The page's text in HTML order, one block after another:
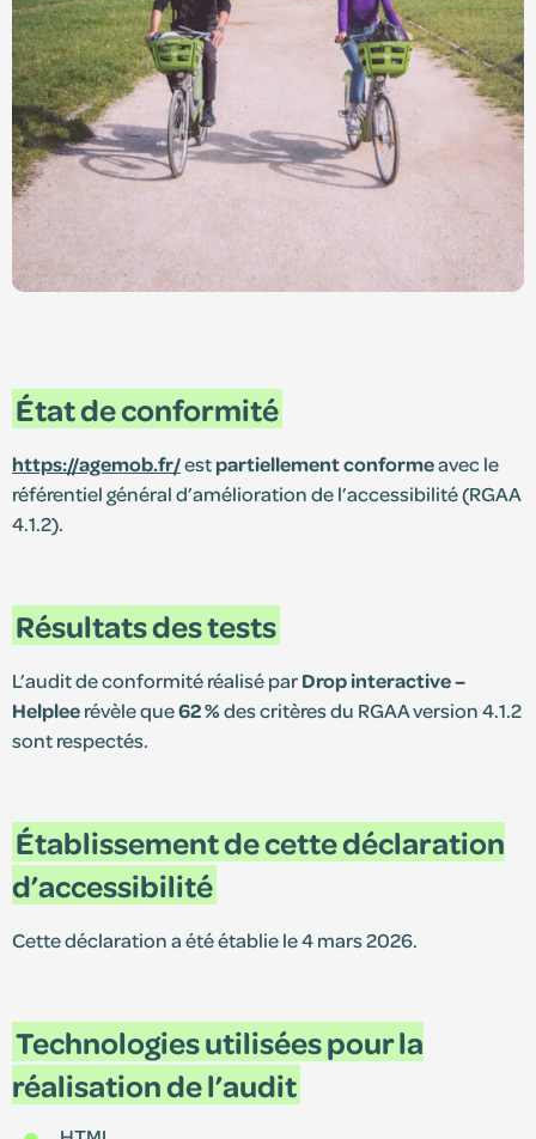
État de conformité
https://agemob.fr/estpartiellement conformeavec le
référentiel général d’amélioration de l’accessibilité (RGAA
4.1.2).
Résultats des tests
L’audit de conformité réalisé parDrop interactive –
Helpleerévèle que62 %des critères du RGAA version 4.1.2
sont respectés.
Établissement de cette déclaration
d’accessibilité
Cette déclaration a été établie le 4 mars 2026.
Technologies utilisées pour la
réalisation de l’audit